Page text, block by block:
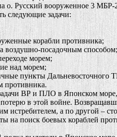
Русский вооруженное 3 МБР-
следующие задачи:
корабли противника;
воздушно-посадочным способом;
морем;
над морем;
пункты Дальневосточного
противника.
ВР и ПЛО в Японском море,
в этой войне.
истребителем, а по другой –
поиск боевых кораблей